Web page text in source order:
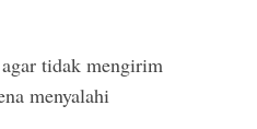
tidak mengirim
menyalahi